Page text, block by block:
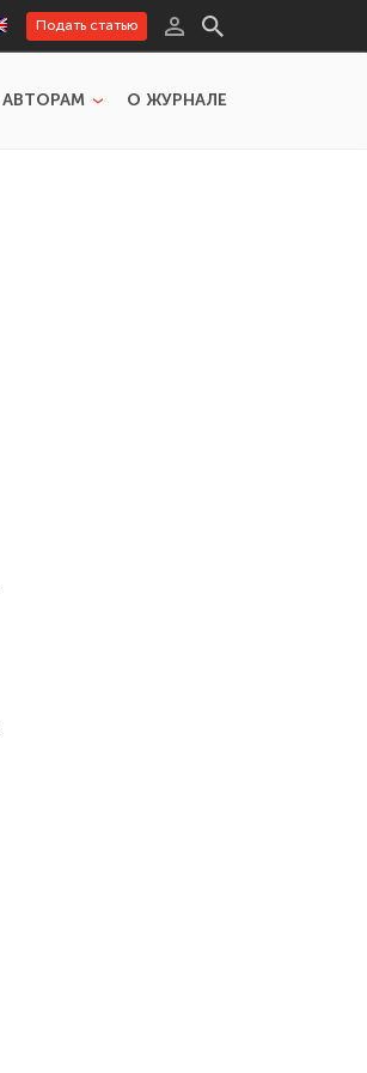
Подать статью
АВТОРАМ О ЖУРНАЛЕ